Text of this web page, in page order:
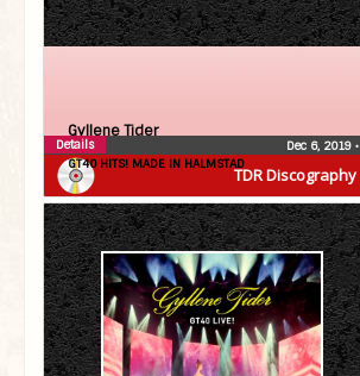
TDR Discography
Gyllene Tider
GT40 HITS! MADE IN HALMSTAD
Dec 6, 2019 •
Details